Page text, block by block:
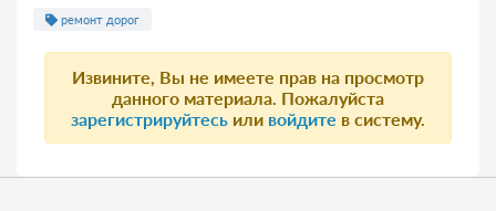
ремонт дорог
Извините, Вы не имеете прав на просмотр
данного материала. Пожалуйста
зарегистрируйтесь или войдите в систему.